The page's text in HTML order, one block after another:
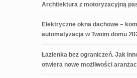
Architektura z motoryzacyjną
Elektryczne okna dachowe –
automatyzacja w Twoim domu
Łazienka bez ograniczeń. Jak
otwiera nowe możliwości